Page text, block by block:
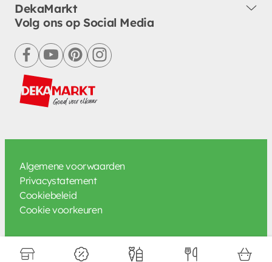
DekaMarkt
Volg ons op Social Media
facebookyoutubepinterestinstagram
Algemene voorwaarden
Privacystatement
Cookiebeleid
Cookie voorkeuren